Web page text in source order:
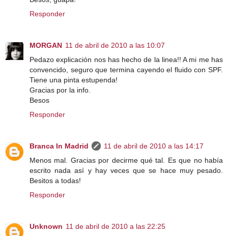
Responder
MORGAN 11 de abril de 2010 a las 10:07
Pedazo explicación nos has hecho de la linea!! A mi me has
convencido, seguro que termina cayendo el fluido con SPF.
Tiene una pinta estupenda!
Gracias por la info.
Besos
Responder
Branca In Madrid
11 de abril de 2010 a las 14:17
Menos mal. Gracias por decirme qué tal. Es que no había
escrito nada así y hay veces que se hace muy pesado.
Besitos a todas!
Responder
Unknown 11 de abril de 2010 a las 22:25